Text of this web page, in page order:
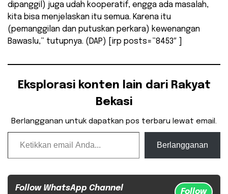
dipanggil) juga udah kooperatif, engga ada masalah,
kita bisa menjelaskan itu semua. Karena itu
(pemanggilan dan putuskan perkara) kewenangan
Bawaslu,” tutupnya. (DAP) [irp posts=”8453″ ]
Eksplorasi konten lain dari Rakyat
Bekasi
Berlangganan untuk dapatkan pos terbaru lewat email.
Ketikkan email Anda...
Berlangganan
Follow WhatsApp Channel Follow